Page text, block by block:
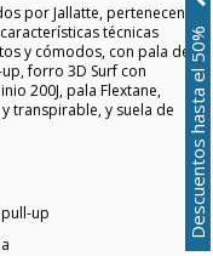
por Jallatte, pertenecen
técnicas
y cómodos, con pala de
forro 3D Surf con
200J, pala Flextane,
transpirable, y suela de
up
Descuentos hasta el 50%